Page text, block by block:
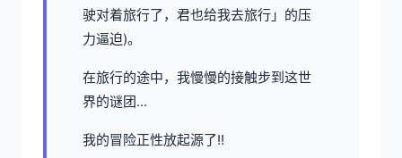
驶对着旅行了，君也给我去旅行」的压
力逼迫)。
在旅行的途中，我慢慢的接触步到这世
界的谜团...
我的冒险正性放起源了!!